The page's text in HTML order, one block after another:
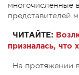
многочисленные
представителей
ЧИТАЙТЕ:
призналась, что
На протяжении